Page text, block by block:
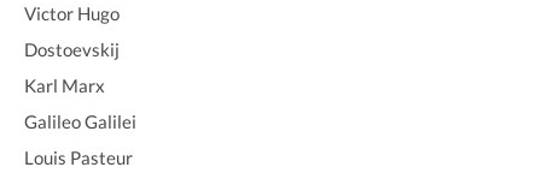
Victor Hugo
Dostoevskij
Karl Marx
Galileo Galilei
Louis Pasteur